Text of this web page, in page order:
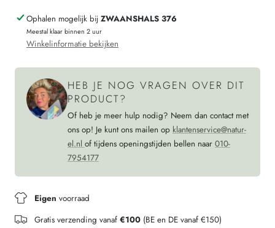
GROEN
100
ZEE
GROEN
Ophalen mogelijk bij ZWAANSHALS 376
Meestal klaar binnen 2 uur
Winkelinformatie bekijken
HEB JE NOG VRAGEN OVER DIT
PRODUCT?
Of heb je meer hulp nodig? Neem dan contact met
ons op! Je kunt ons mailen op klantenservice@natur-
el.nl of tijdens openingstijden bellen naar 010-
7954177
Eigen voorraad
Gratis verzending vanaf €100 (BE en DE vanaf €150)